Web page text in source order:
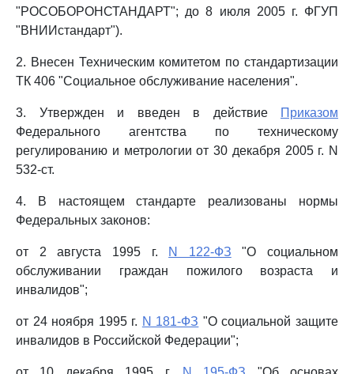
"РОСОБОРОНСТАНДАРТ"; до 8 июля 2005 г. ФГУП
"ВНИИстандарт").
2. Внесен Техническим комитетом по стандартизации
ТК 406 "Социальное обслуживание населения".
3. Утвержден и введен в действие
Приказом
Федерального агентства по техническому
регулированию и метрологии от 30 декабря 2005 г. N
532-ст.
4. В настоящем стандарте реализованы нормы
Федеральных законов:
от 2 августа 1995 г. N 122-ФЗ "О социальном
обслуживании граждан пожилого возраста и
инвалидов";
от 24 ноября 1995 г. N 181-ФЗ "О социальной защите
инвалидов в Российской Федерации";